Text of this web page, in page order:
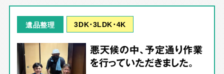
遺品整理 3DK･3LDK･4K
悪天候の中、予定通り作業
を行っていただきました。